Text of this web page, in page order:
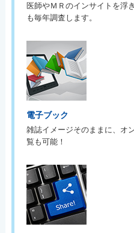
医師やＭＲのインサイトを浮
も毎年調査します。
電子ブック
雑誌イメージそのままに、オ
覧も可能！